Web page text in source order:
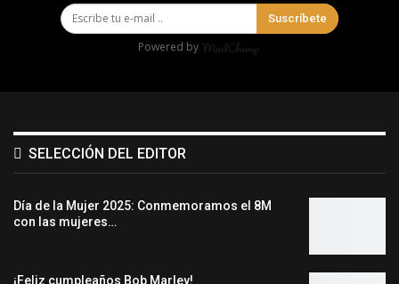
Suscríbete
Powered by
SELECCIÓN DEL EDITOR
Día de la Mujer 2025: Conmemoramos el 8M
con las mujeres…
¡Feliz cumpleaños Bob Marley!